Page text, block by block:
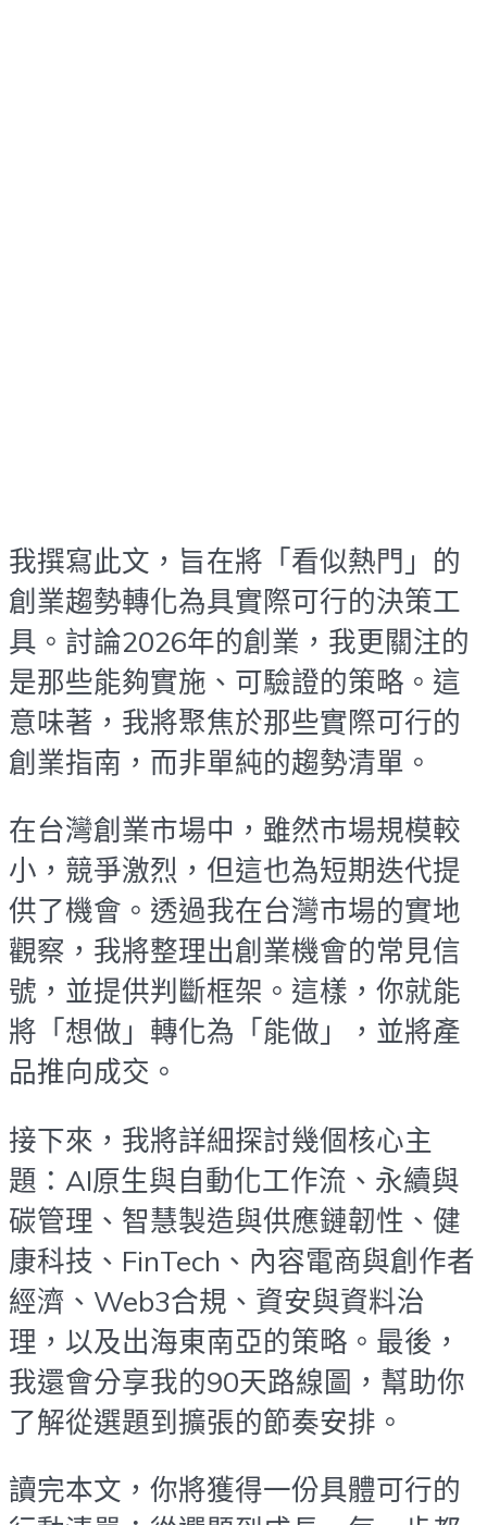
我撰寫此文，旨在將「看似熱門」的
創業趨勢轉化為具實際可行的決策工
具。討論2026年的創業，我更關注的
是那些能夠實施、可驗證的策略。這
意味著，我將聚焦於那些實際可行的
創業指南，而非單純的趨勢清單。
在台灣創業市場中，雖然市場規模較
小，競爭激烈，但這也為短期迭代提
供了機會。透過我在台灣市場的實地
觀察，我將整理出創業機會的常見信
號，並提供判斷框架。這樣，你就能
將「想做」轉化為「能做」，並將產
品推向成交。
接下來，我將詳細探討幾個核心主
題：AI原生與自動化工作流、永續與
碳管理、智慧製造與供應鏈韌性、健
康科技、FinTech、內容電商與創作者
經濟、Web3合規、資安與資料治
理，以及出海東南亞的策略。最後，
我還會分享我的90天路線圖，幫助你
了解從選題到擴張的節奏安排。
讀完本文，你將獲得一份具體可行的